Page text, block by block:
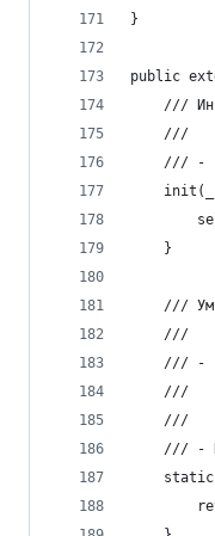
}
public
///
    ///
/// -
    }
///
    ///
/// -
///
///
/// -